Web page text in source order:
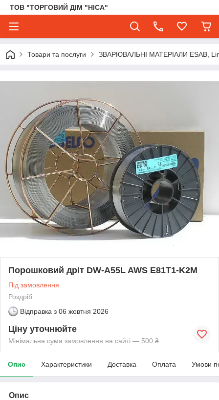
ТОВ "ТОРГОВИЙ ДІМ "НІСА"
Товари та послуги ЗВАРЮВАЛЬНІ МАТЕРІАЛИ ESAB,
Порошковий дріт DW-A55L AWS E81T1-K2M
Під замовлення
Роздріб
Відправка з 06 жовтня 2026
Ціну уточнюйте
Мінімальна сума замовлення на сайті — 500 ₴
Опис Характеристики Доставка Оплата Умови
Опис